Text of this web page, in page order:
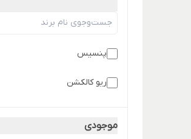
پنسیس
ریو کالکشن
موجودی